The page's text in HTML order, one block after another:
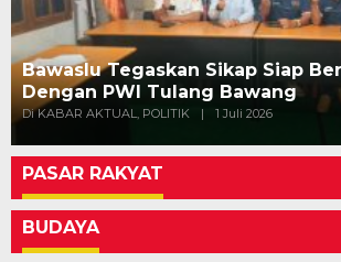
Bawaslu Tegaskan Sikap Siap
Dengan PWI Tulang Bawang
Di KABAR AKTUAL, POLITIK | 1 Juli 2026
PASAR RAKYAT
BUDAYA